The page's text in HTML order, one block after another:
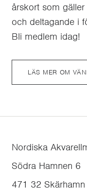
årskort som
och deltagande i
Bli medlem idag!
LÄS MER OM
Nordiska
Södra Hamnen 6
471 32 Skärhamn